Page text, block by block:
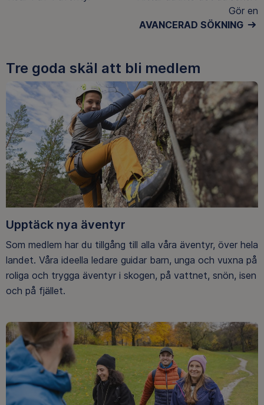
Gör en
AVANCERAD SÖKNING
Tre goda skäl att bli medlem
Upptäck nya äventyr
Som medlem har du tillgång till alla våra äventyr, över hela
landet. Våra ideella ledare guidar barn, unga och vuxna på
roliga och trygga äventyr i skogen, på vattnet, snön, isen
och på fjället.